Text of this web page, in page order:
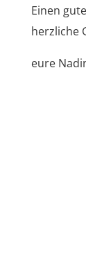
Einen
herzliche
eure